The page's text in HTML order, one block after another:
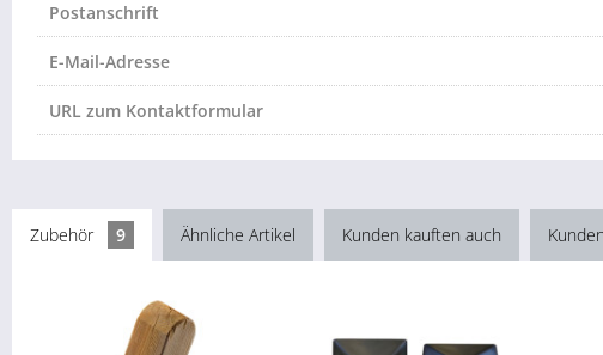
Postanschrift
E-Mail-Adresse
URL zum Kontaktformular
Zubehör 9 Ähnliche Artikel Kunden kauften auch